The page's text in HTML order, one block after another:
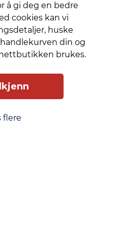
å gi deg en bedre
cookies kan vi
huske
din og
brukes.
flere
to